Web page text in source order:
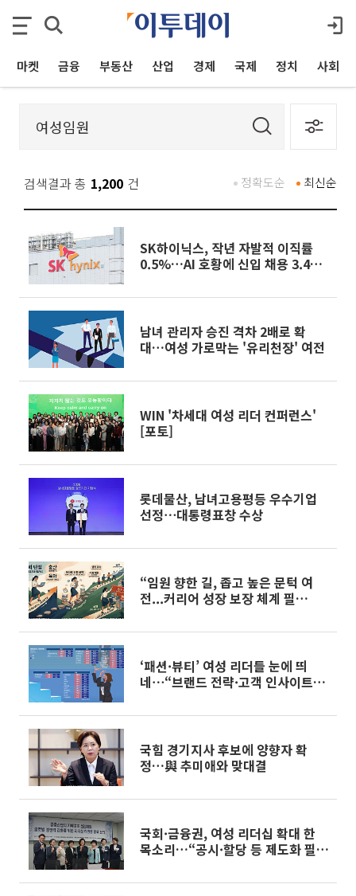
마켓 금융 부동산 산업 경제 국제 정치 사회
검색결과 총 1,200 건 최신순
정확도순
SK하이닉스, 작년 자발적 이직률
0.5%…AI 호황에 신입 채용 3.4배
남녀 관리자 승진 격차 2배로 확
대…여성 가로막는 '유리천장' 여전
WIN '차세대 여성 리더 컨퍼런스'
[포토]
롯데물산, 남녀고용평등 우수기업
선정⋯대통령표창 수상
“임원 향한 길, 좁고 높은 문턱 여
전...커리어 성장 보장 체계 필
천장 리포트]
‘패션·뷰티’ 여성 리더들 눈에 띄
네⋯“브랜드 전략·고객 인사이트
포트]
국힘 경기지사 후보에 양향자 확
정…與 추미애와 맞대결
국회·금융권, 여성 리더십 확대 한
목소리…“공시·할당 등 제도화 필